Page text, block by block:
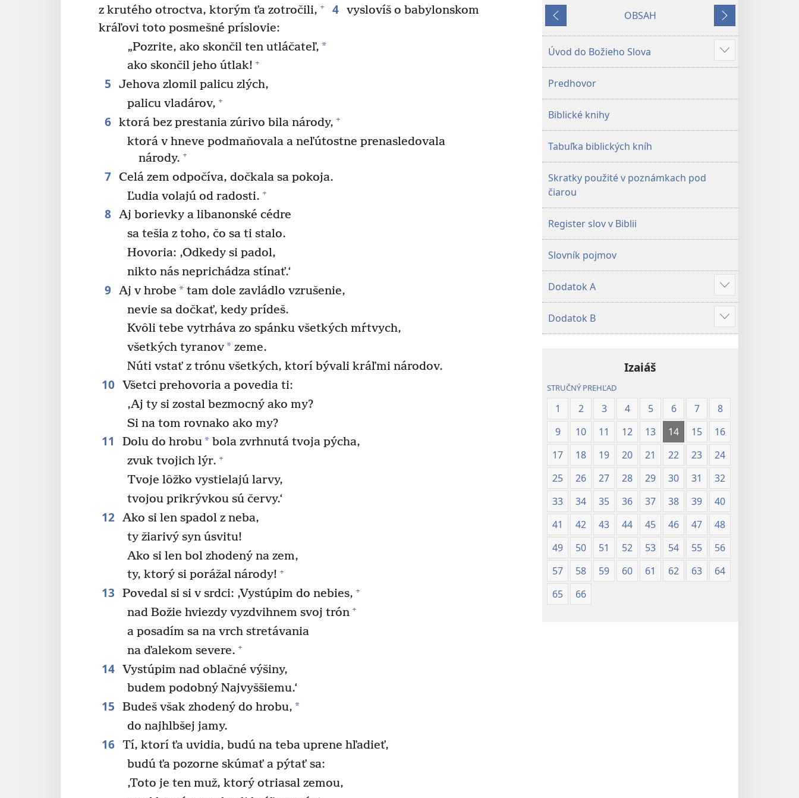
z krutého otroctva, ktorým ťa zotročili, + 4 vyslovíš o babylonskom
kráľovi toto posmešné príslovie:
„Pozrite, ako skončil ten utláčateľ, *
ako skončil jeho útlak! +
5
Jehova zlomil palicu zlých,
palicu vladárov, +
6 ktorá bez prestania zúrivo bila národy, +
ktorá v hneve podmaňovala a neľútostne prenasledovala
národy. +
7 Celá zem odpočíva, dočkala sa pokoja.
Ľudia volajú od radosti. +
8 Aj borievky a libanonské cédre
sa tešia z toho, čo sa ti stalo.
Hovoria: ‚Odkedy si padol,
nikto nás neprichádza stínať.‘
9 Aj v hrobe *tam dole zavládlo vzrušenie,
nevie sa dočkať, kedy prídeš.
Kvôli tebe vytrháva zo spánku všetkých mŕtvych,
všetkých tyranov* zeme.
Núti vstať z trónu všetkých, ktorí bývali kráľmi národov.
10 Všetci prehovoria a povedia ti:
‚Aj ty si zostal bezmocný ako my?
Si na tom rovnako ako my?
11 Dolu do hrobu*bola zvrhnutá tvoja pýcha,
zvuk tvojich lýr. +
Tvoje lôžko vystielajú larvy,
tvojou prikrývkou sú červy.‘
12 Ako si len spadol z neba,
ty žiarivý syn úsvitu!
Ako si len bol zhodený na zem,
ty, ktorý si porážal národy! +
13 Povedal si si v srdci: ‚Vystúpim do nebies, +
nad Božie hviezdy vyzdvihnem svoj trón +
a posadím sa na vrch stretávania
na ďalekom severe. +
14 Vystúpim nad oblačné výšiny,
budem podobný Najvyššiemu.‘
15 Budeš však zhodený do hrobu, *
do najhlbšej jamy.
16 Tí, ktorí ťa uvidia, budú na teba uprene hľadieť,
budú ťa pozorne skúmať a pýtať sa:
‚Toto je ten muž, ktorý otriasal zemou,
Biblia
Preklad
nového
–
Späť
OBSAH
Ďalej
Úvod do Božieho Slova
Zobraziť
viac
Predhovor
Biblické knihy
Tabuľka biblických kníh
Skratky použité v poznámkach pod
čiarou
Register slov v Biblii
Slovník pojmov
Dodatok A
Zobraziť
viac
Dodatok B
Zobraziť
viac
Izaiáš
STRUČNÝ PREHĽAD
1 2 3 4 5 6 7
8
9
10 11 12 13 14 15
16
17
18 19 20 21 22 23
24
25
26 27 28 29 30 31
32
33
34 35 36 37 38 39
40
41
42 43 44 45 46 47
48
49
50 51 52 53 54 55
56
57
58 59 60 61 62 63
64
65
66